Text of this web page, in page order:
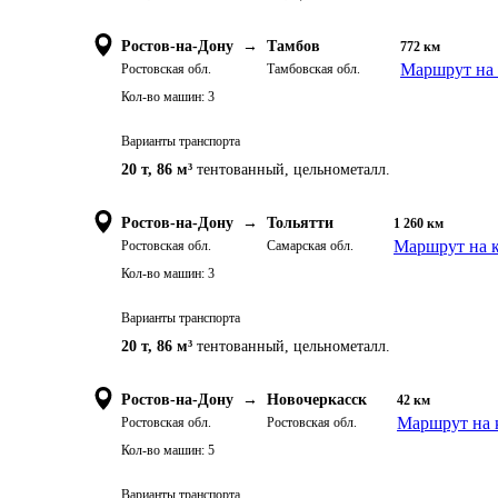
Ростов-на-Дону →
Ростовская обл.
Тамбов
Тамбовская обл.
772 км
Маршрут на
Кол-во машин: 3
Варианты транспорта
20 т, 86 м³ тентованный, цельнометалл.
Ростов-на-Дону →
Ростовская обл.
Тольятти
Самарская обл.
1 260 км
Маршрут на
Кол-во машин: 3
Варианты транспорта
20 т, 86 м³ тентованный, цельнометалл.
Ростов-на-Дону →
Ростовская обл.
Новочеркасск
Ростовская обл.
42 км
Маршрут на
Кол-во машин: 5
Варианты транспорта